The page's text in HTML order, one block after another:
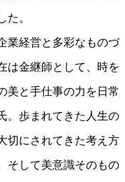
た。
業経営と多彩なものづ
は金継師として、時を
美と手仕事の力を日常
。歩まれてきた人生の
切にされてきた考え方
そして美意識そのもの